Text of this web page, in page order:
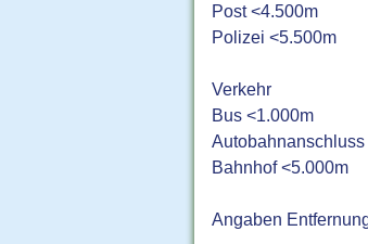
Post <4.500m
Polizei <5.500m
Verkehr
Bus <1.000m
Bahnhof <5.000m
Angaben